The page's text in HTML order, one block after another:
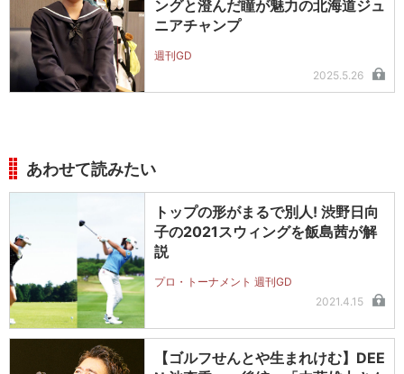
ングと澄んだ瞳が魅力の北海道ジュ
ニアチャンプ
週刊GD
2025.5.26
あわせて読みたい
トップの形がまるで別人! 渋野日向
子の2021スウィングを飯島茜が解
説
プロ・トーナメント 週刊GD
2021.4.15
【ゴルフせんとや生まれけむ】DEE